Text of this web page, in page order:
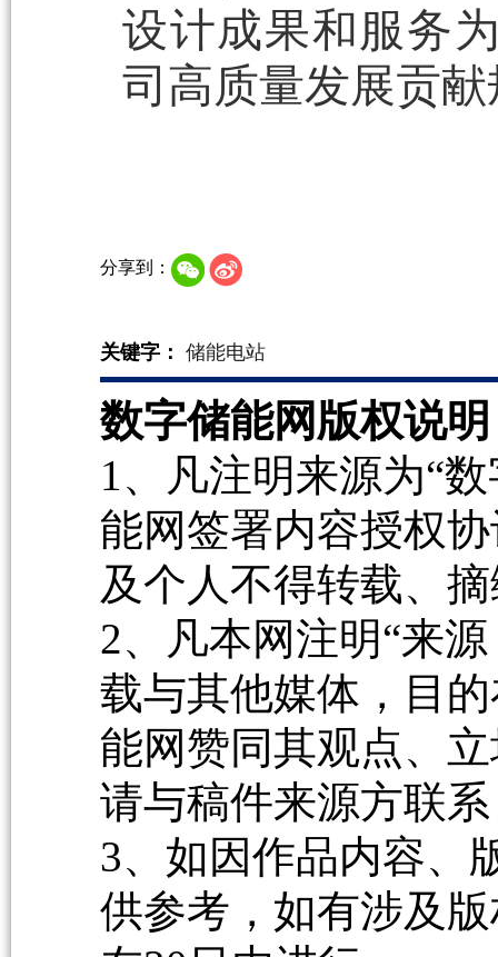
设计成果和服务
司高质量发展贡
分享到：
关键字： 储能电站
数字储能网版权说
1、凡注明来源为“
能网签署内容授权
及个人不得转载、
2、凡本网注明“来
载与其他媒体，目
能网赞同其观点、
请与稿件来源方联
3、如因作品内容、
供参考，如有涉及